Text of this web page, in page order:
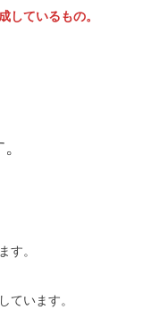
ているもの。
。
ています。